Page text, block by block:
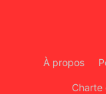
À propos
Charte